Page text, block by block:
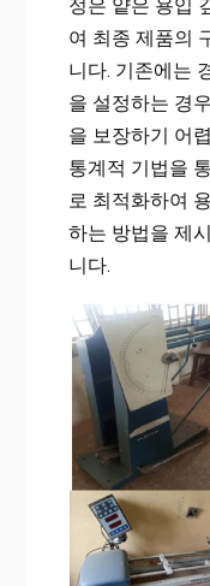
정은 얕은 용입
여 최종 제품의
니다. 기존에는
을 설정하는 경
을 보장하기 어
통계적 기법을
로 최적화하여
하는 방법을 제
니다.